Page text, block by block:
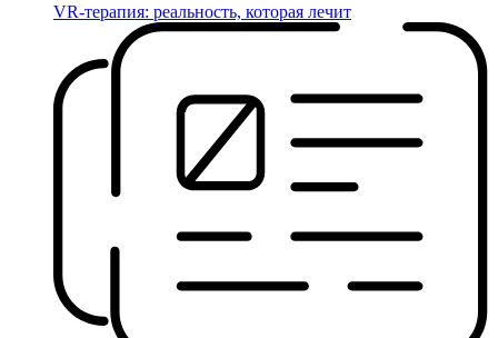
VR-терапия: реальность, которая лечит